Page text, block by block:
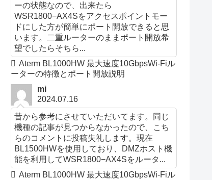
ポート開放説明は下図から参照 型番WZR-
ーの状態なので、出来たら
WSR1800−AX4Sをアクセスポイントモー
ドにした方が簡単にポート開放できると思
います。二重ルーターのままポート開放希
望でしたらそちら...
Aterm BL1000HW 最大速度10GbpsWi-Fiル
ーターの特徴とポート開放説明
mi
2024.07.16
昔から参考にさせていただいてます。同じ
機種の記事が見つからなかったので、こち
らのコメントに投稿失礼します。現在
BL1500HWを使用しており、DMZホスト機
能を利用してWSR1800−AX4Sをルータ...
Aterm BL1000HW 最大速度10GbpsWi-Fiル